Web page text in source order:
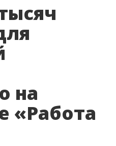
на
«Работа